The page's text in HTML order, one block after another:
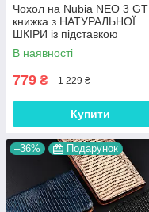
Чохол на Nubia NEO 3 GT
книжка з НАТУРАЛЬНОЇ
ШКІРИ із підставкою
візитницею протиударний
магнітний "LUXOR"
В наявності
779 ₴ 1 229 ₴
Купити
–36% Подарунок